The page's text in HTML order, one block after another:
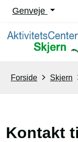
Genveje
Forside Skjern
Kontakt